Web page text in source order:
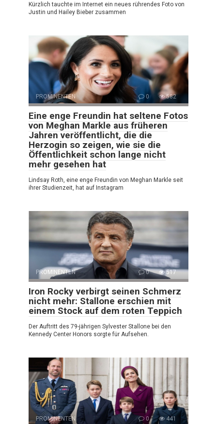
Kürzlich tauchte im Internet ein neues rührendes Foto von
Justin und Hailey Bieber zusammen
PROMINENTEN 0 582
Eine enge Freundin hat seltene Fotos
von Meghan Markle aus früheren
Jahren veröffentlicht, die die
Herzogin so zeigen, wie sie die
Öffentlichkeit schon lange nicht
mehr gesehen hat
Lindsay Roth, eine enge Freundin von Meghan Markle seit
ihrer Studienzeit, hat auf Instagram
PROMINENTEN 0 517
Iron Rocky verbirgt seinen Schmerz
nicht mehr: Stallone erschien mit
einem Stock auf dem roten Teppich
Der Auftritt des 79-jährigen Sylvester Stallone bei den
Kennedy Center Honors sorgte für Aufsehen.
PROMINENTEN 0 441